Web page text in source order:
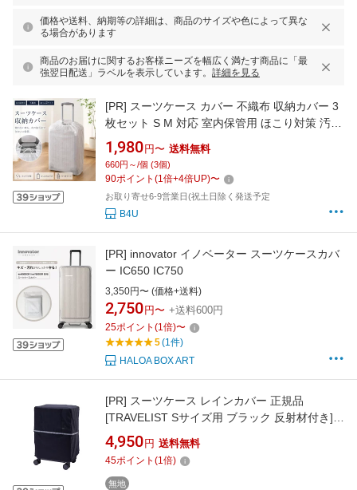
価格や送料、納期等の詳細は、商品のサイズや色によって異な
る場合があります
商品のお届けに関するお客様ニーズを幅広く満たす商品に「最
強翌日配送」ラベルを表示しています。 詳細を見る
[PR] スーツケース カバー 不織布 収納カバー 3
枚セット S M 対応 室内保管用 ほこり対策 汚れ
防止 不織布 スーツケースカバー 軽量 通気 折り
たたみ 簡単装着 キャリーケース ラゲッジカバ
ー 不織布 カバー キャリーバッグカバー 収納袋
キャリーケース カバー クローゼット
1,980 円〜 送料無料
660円～/個 (3個)
90ポイント (1倍+4倍UP)〜
お取り寄せ6-9営業日(祝土日除く発送予定
B4U
[PR] innovator イノベーター スーツケースカバ
ー IC650 IC750
3,350円〜 (価格+送料)
2,750 円〜 +送料600円
25ポイント (1倍)〜
5(1件)
HALOA BOX ART
[PR] スーツケース レインカバー 正規品
[TRAVELIST Sサイズ用 ブラック 反射材付き]
スーツケースカバー 撥水 軽量 軽い キャリーケ
ース トップオープン 防水 旅行 出張 父の日 プ
レゼント
4,950 円 送料無料
45ポイント (1倍)
無地